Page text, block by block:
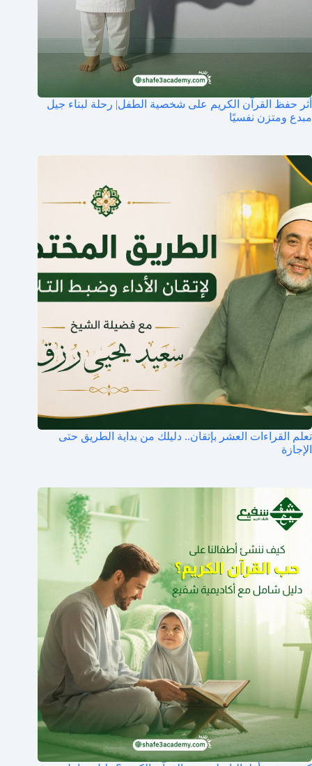
أثر حفظ القرآن الكريم على شخصية الطفل| رحلة لبناء جيل
مبدع ومتزن نفسيًا
تعلم القراءات العشر بإتقان.. دليلك من بداية الطريق حتى
الإجازة